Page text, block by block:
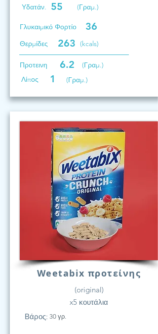
Υδατάν. 55 (Γραμ.)
Γλυκαιμικό Φορτίο 36
Θερμίδες 263 (kcals)
Προτεινη 6.2
(Γραμ.)
Λίπος
1 (Γραμ.)
Weetabix προτείνης
(original)
x5 κουτάλια
Βάρος: 30 γρ.